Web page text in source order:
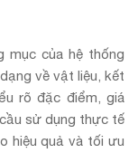
mục của hệ thống
về vật liệu, kết
rõ đặc điểm, giá
sử dụng thực tế
hiệu quả và tối ưu